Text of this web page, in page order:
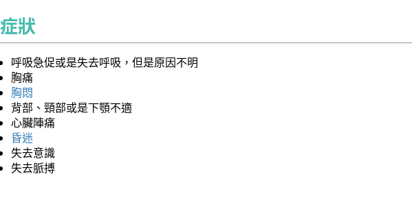
症狀
呼吸急促或是失去呼吸，但是原因不明
胸痛
胸悶
背部、頸部或是下顎不適
心臟陣痛
昏迷
失去意識
失去脈搏